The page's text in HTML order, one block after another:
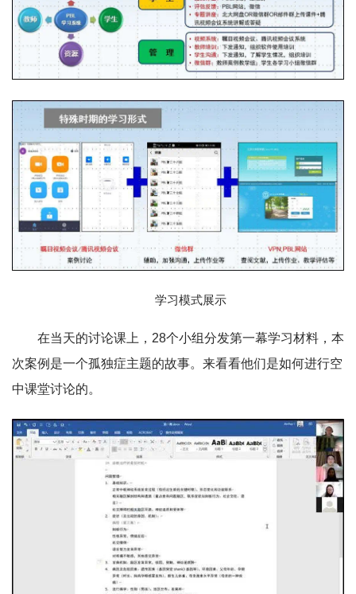
学习模式展示
在当天的讨论课上，28个小组分发第一幕学习材料，本
次案例是一个孤独症主题的故事。来看看他们是如何进行空
中课堂讨论的。